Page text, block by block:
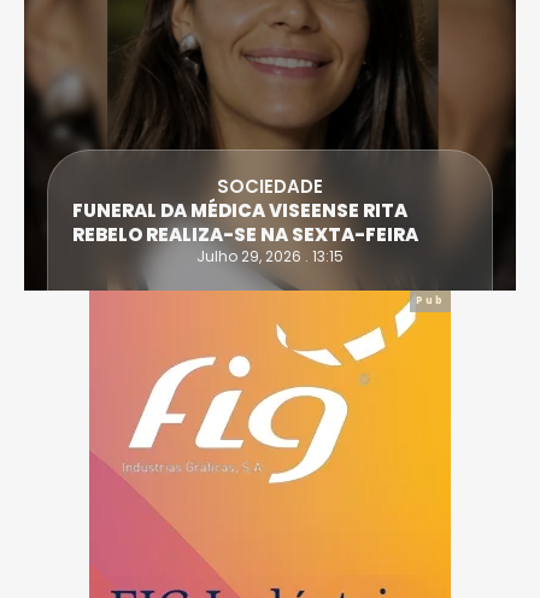
SOCIEDADE
FUNERAL DA MÉDICA VISEENSE RITA
REBELO REALIZA-SE NA SEXTA-FEIRA
Julho 29, 2026 . 13:15
Pub